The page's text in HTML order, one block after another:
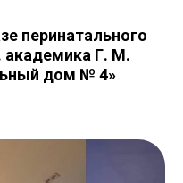
перинатального
академика Г. М.
дом № 4»